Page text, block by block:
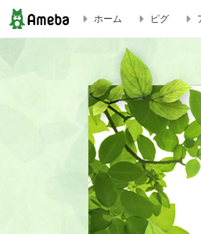
ZATアドバイザーセミナー | 新宿
ホーム ピグ